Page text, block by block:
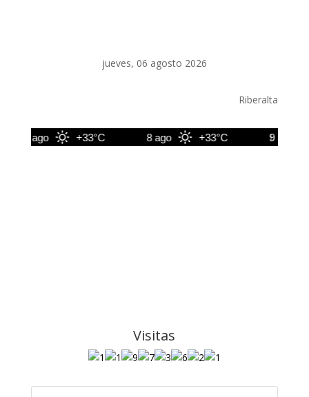
jueves, 06 agosto 2026
Riberalta
7 ago +33°C 8 ago +33°C 9 ago
Visitas